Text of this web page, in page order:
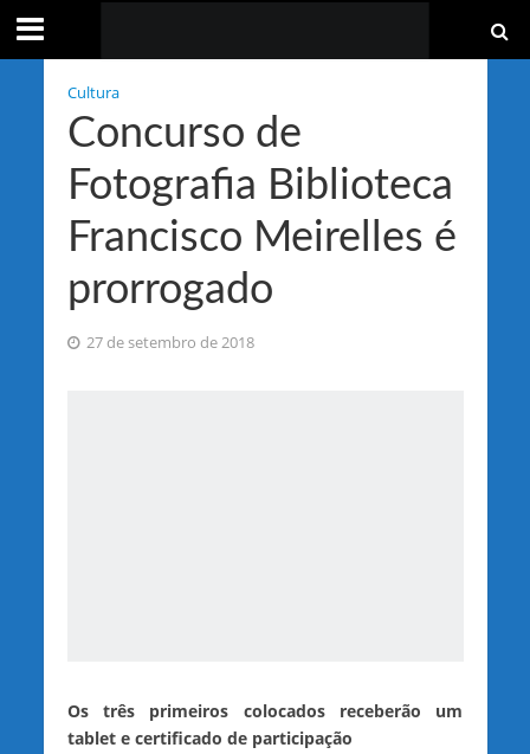
Cultura
Concurso de
Fotografia Biblioteca
Francisco Meirelles é
prorrogado
27 de setembro de 2018
Os três primeiros colocados receberão um
tablet e certificado de participação